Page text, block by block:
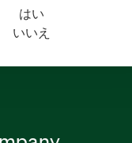
はい
いいえ